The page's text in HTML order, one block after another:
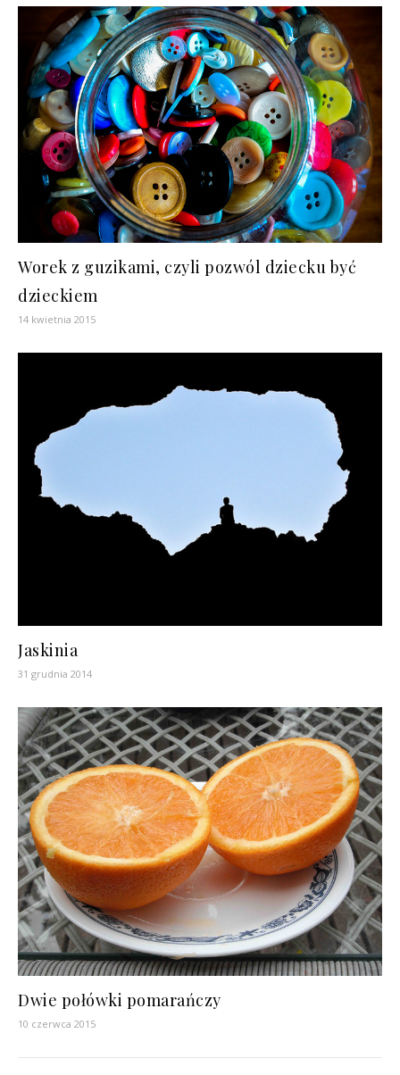
Worek z guzikami, czyli pozwól dziecku być
dzieckiem
14 kwietnia 2015
Jaskinia
31 grudnia 2014
Dwie połówki pomarańczy
10 czerwca 2015